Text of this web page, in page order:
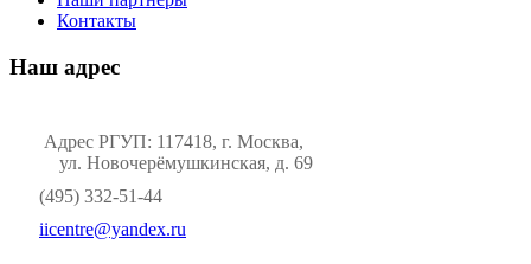
Контакты
Наш адрес
Адрес РГУП: 117418, г. Москва,
ул. Новочерёмушкинская, д. 69
(495) 332-51-44
iicentre@yandex.ru